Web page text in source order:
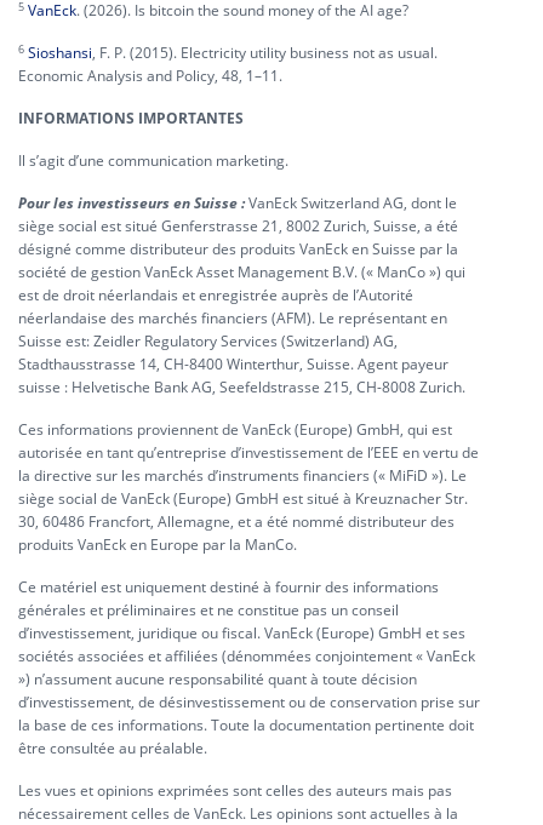
5 VanEck. (2026). Is bitcoin the sound money of the AI age?
6 Sioshansi, F. P. (2015). Electricity utility business not as usual.
Economic Analysis and Policy, 48, 1–11.
INFORMATIONS IMPORTANTES
Il s’agit d’une communication marketing.
Pour les investisseurs en Suisse :VanEck Switzerland AG, dont le
siège social est situé Genferstrasse 21, 8002 Zurich, Suisse, a été
désigné comme distributeur des produits VanEck en Suisse par la
société de gestion VanEck Asset Management B.V. (« ManCo ») qui
est de droit néerlandais et enregistrée auprès de l’Autorité
néerlandaise des marchés financiers (AFM). Le représentant en
Suisse est: Zeidler Regulatory Services (Switzerland) AG,
Stadthausstrasse 14, CH-8400 Winterthur, Suisse. Agent payeur
suisse : Helvetische Bank AG, Seefeldstrasse 215, CH-8008 Zurich.
Ces informations proviennent de VanEck (Europe) GmbH, qui est
autorisée en tant qu’entreprise d’investissement de l’EEE en vertu de
la directive sur les marchés d’instruments financiers (« MiFiD »). Le
siège social de VanEck (Europe) GmbH est situé à Kreuznacher Str.
30, 60486 Francfort, Allemagne, et a été nommé distributeur des
produits VanEck en Europe par la ManCo.
Ce matériel est uniquement destiné à fournir des informations
générales et préliminaires et ne constitue pas un conseil
d’investissement, juridique ou fiscal. VanEck (Europe) GmbH et ses
sociétés associées et affiliées (dénommées conjointement « VanEck
») n’assument aucune responsabilité quant à toute décision
d’investissement, de désinvestissement ou de conservation prise sur
la base de ces informations. Toute la documentation pertinente doit
être consultée au préalable.
Les vues et opinions exprimées sont celles des auteurs mais pas
nécessairement celles de VanEck. Les opinions sont actuelles à la